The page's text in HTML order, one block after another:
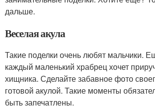
дальше.
Веселая акула
Такие поделки очень любят мальчики.
каждый маленький храбрец хочет
хищника. Сделайте забавное фото
готовой акулой. Такие моменты
быть запечатлены.